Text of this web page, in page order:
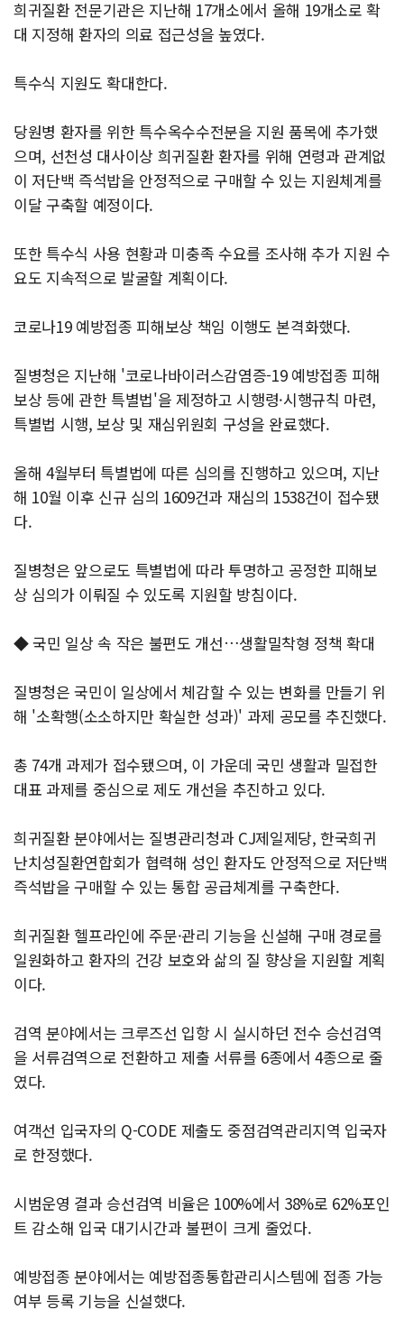
희귀질환 전문기관은 지난해 17개소에서 올해 19개소로 확
대 지정해 환자의 의료 접근성을 높였다.
특수식 지원도 확대한다.
당원병 환자를 위한 특수옥수수전분을 지원 품목에 추가했
으며, 선천성 대사이상 희귀질환 환자를 위해 연령과 관계없
이 저단백 즉석밥을 안정적으로 구매할 수 있는 지원체계를
이달 구축할 예정이다.
또한 특수식 사용 현황과 미충족 수요를 조사해 추가 지원 수
요도 지속적으로 발굴할 계획이다.
코로나19 예방접종 피해보상 책임 이행도 본격화했다.
질병청은 지난해 '코로나바이러스감염증-19 예방접종 피해
보상 등에 관한 특별법'을 제정하고 시행령·시행규칙 마련,
특별법 시행, 보상 및 재심위원회 구성을 완료했다.
올해 4월부터 특별법에 따른 심의를 진행하고 있으며, 지난
해 10월 이후 신규 심의 1609건과 재심의 1538건이 접수됐
다.
질병청은 앞으로도 특별법에 따라 투명하고 공정한 피해보
상 심의가 이뤄질 수 있도록 지원할 방침이다.
◆ 국민 일상 속 작은 불편도 개선…생활밀착형 정책 확대
질병청은 국민이 일상에서 체감할 수 있는 변화를 만들기 위
해 '소확행(소소하지만 확실한 성과)' 과제 공모를 추진했다.
총 74개 과제가 접수됐으며, 이 가운데 국민 생활과 밀접한
대표 과제를 중심으로 제도 개선을 추진하고 있다.
희귀질환 분야에서는 질병관리청과 CJ제일제당, 한국희귀
난치성질환연합회가 협력해 성인 환자도 안정적으로 저단백
즉석밥을 구매할 수 있는 통합 공급체계를 구축한다.
희귀질환 헬프라인에 주문·관리 기능을 신설해 구매 경로를
일원화하고 환자의 건강 보호와 삶의 질 향상을 지원할 계획
이다.
검역 분야에서는 크루즈선 입항 시 실시하던 전수 승선검역
을 서류검역으로 전환하고 제출 서류를 6종에서 4종으로 줄
였다.
여객선 입국자의 Q-CODE 제출도 중점검역관리지역 입국자
로 한정했다.
시범운영 결과 승선검역 비율은 100%에서 38%로 62%포인
트 감소해 입국 대기시간과 불편이 크게 줄었다.
예방접종 분야에서는 예방접종통합관리시스템에 접종 가능
여부 등록 기능을 신설했다.